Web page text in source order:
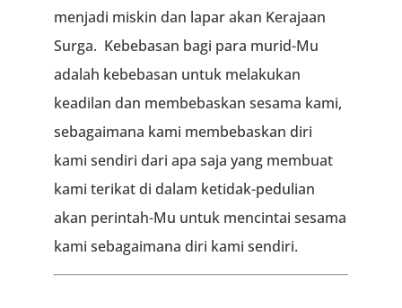
menjadi miskin dan lapar akan Kerajaan
Surga. Kebebasan bagi para murid-Mu
adalah kebebasan untuk melakukan
keadilan dan membebaskan sesama kami,
sebagaimana kami membebaskan diri
kami sendiri dari apa saja yang membuat
kami terikat di dalam ketidak-pedulian
akan perintah-Mu untuk mencintai sesama
kami sebagaimana diri kami sendiri.